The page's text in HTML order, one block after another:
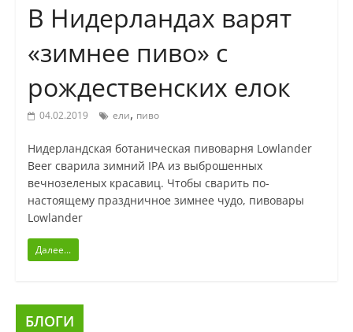
В Нидерландах варят
«зимнее пиво» с
рождественских елок
04.02.2019 ели, пиво
Нидерландская ботаническая пивоварня Lowlander
Beer сварила зимний IPA из выброшенных
вечнозеленых красавиц. Чтобы сварить по-
настоящему праздничное зимнее чудо, пивовары
Lowlander
Далее...
БЛОГИ